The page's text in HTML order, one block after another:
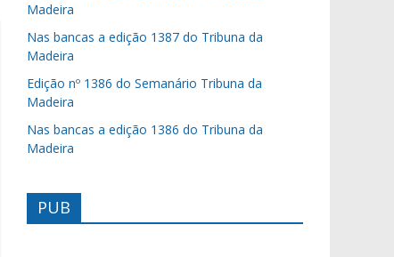
Madeira
Nas bancas a edição 1387 do Tribuna da
Madeira
Edição nº 1386 do Semanário Tribuna da
Madeira
Nas bancas a edição 1386 do Tribuna da
Madeira
PUB